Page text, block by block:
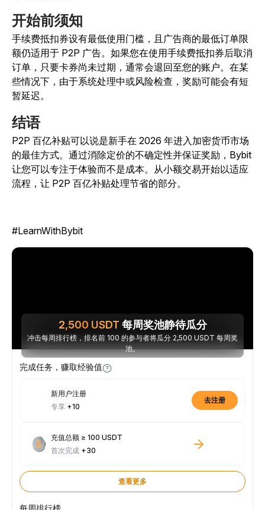
开始前须知
手续费抵扣券设有最低使用门槛，且广告商的最低订单限
额仍适用于 P2P 广告。如果您在使用手续费抵扣券后取消
订单，只要卡券尚未过期，通常会退回至您的账户。在某
些情况下，由于系统处理中或风险检查，奖励可能会有短
暂延迟。
结语
P2P 百亿补贴可以说是新手在 2026 年进入加密货币市场
的最佳方式。通过消除定价的不确定性并保证奖励，Bybit
让您可以专注于体验而不是成本。从小额交易开始以适应
流程，让 P2P 百亿补贴处理节省的部分。
#LearnWithBybit
2,500 USDT 每周奖池静待瓜分
冲击每周排行榜，排名前 100 的参与者将瓜分 2,500 USDT 每周奖
池。
完成任务，赚取经验值
新用户注册
专享 +10
去注册
充值总额 ≥ 100 USDT
首次完成 +30
查看更多
每周排行榜